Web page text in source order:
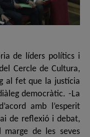
de líders polítics i
Cercle de Cultura,
al fet que la justícia
democràtic. -La
amb l’esperit
de reflexió i debat,
marge de les seves